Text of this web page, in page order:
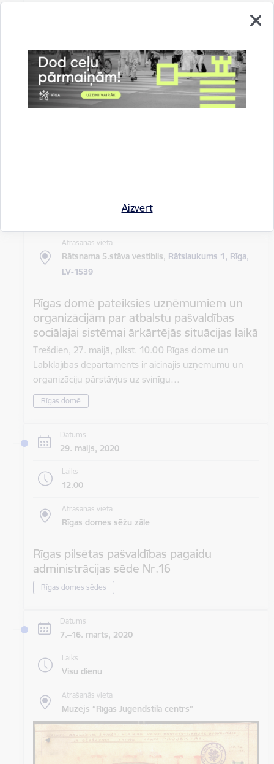
Aizvērt
Rīgas pilsētas pagaidu administrācijas
14.sēde (ārkārtas)
Sēdes darba kārtība: Grozījumi Rīgas domes 2016.
gada 19. aprīļa saistošajos noteikumos Nr. 198 "Par
Atrašanās vieta
Rātsnama 5.stāva vestibils, Rātslaukums 1, Rīga,
LV-1539
Rīgas domē pateiksies uzņēmumiem un
organizācijām par atbalstu pašvaldības
sociālajai sistēmai ārkārtējās situācijas laikā
Trešdien, 27. maijā, plkst. 10.00 Rīgas dome un
Labklājības departaments ir aicinājis uzņēmumu un
organizāciju pārstāvjus uz svinīgu…
Rīgas domē
Datums
29. maijs, 2020
Laiks
12.00
Atrašanās vieta
Rīgas domes sēžu zāle
Rīgas pilsētas pašvaldības pagaidu
administrācijas sēde Nr.16
Rīgas domes sēdes
Datums
7.–16. marts, 2020
Laiks
Visu dienu
Atrašanās vieta
Muzejs “Rīgas Jūgendstila centrs”